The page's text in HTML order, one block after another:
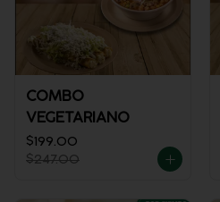
COMBO
VEGETARIANO
$199.00
$247.00